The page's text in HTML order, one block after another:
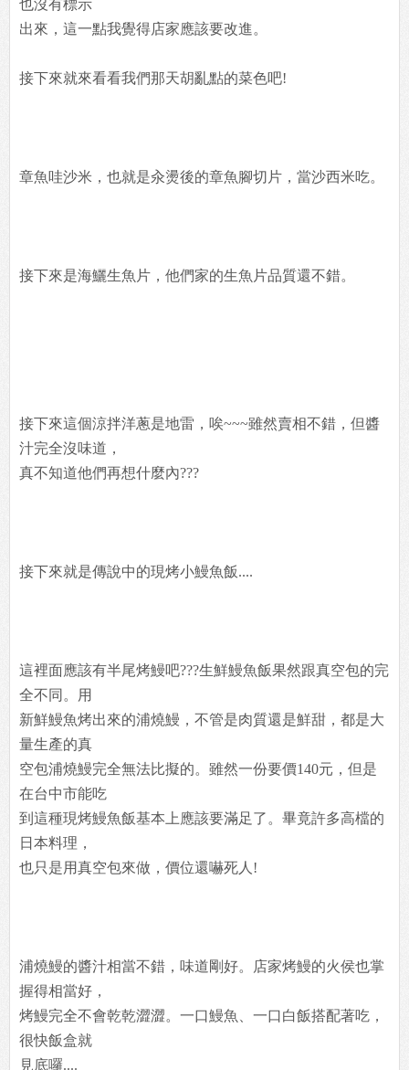
也沒有標示
出來，這一點我覺得店家應該要改進。
接下來就來看看我們那天胡亂點的菜色吧!
章魚哇沙米，也就是汆燙後的章魚腳切片，當沙西米吃。
接下來是海鱺生魚片，他們家的生魚片品質還不錯。
接下來這個涼拌洋蔥是地雷，唉~~~雖然賣相不錯，但醬
汁完全沒味道，
真不知道他們再想什麼內???
接下來就是傳說中的現烤小鰻魚飯....
這裡面應該有半尾烤鰻吧???生鮮鰻魚飯果然跟真空包的完
全不同。用
新鮮鰻魚烤出來的浦燒鰻，不管是肉質還是鮮甜，都是大
量生產的真
空包浦燒鰻完全無法比擬的。雖然一份要價140元，但是
在台中市能吃
到這種現烤鰻魚飯基本上應該要滿足了。畢竟許多高檔的
日本料理，
也只是用真空包來做，價位還嚇死人!
浦燒鰻的醬汁相當不錯，味道剛好。店家烤鰻的火侯也掌
握得相當好，
烤鰻完全不會乾乾澀澀。一口鰻魚、一口白飯搭配著吃，
很快飯盒就
見底囉....